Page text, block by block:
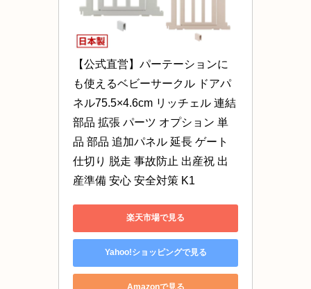
【公式直営】パーテーションに
も使えるベビーサークル ドアパ
ネル75.5×4.6cm リッチェル 連結
部品 拡張 パーツ オプション 単
品 部品 追加パネル 延長 ゲート
仕切り 脱走 事故防止 出産祝 出
産準備 安心 安全対策 K1
楽天市場で見る
Yahoo!ショッピングで見る